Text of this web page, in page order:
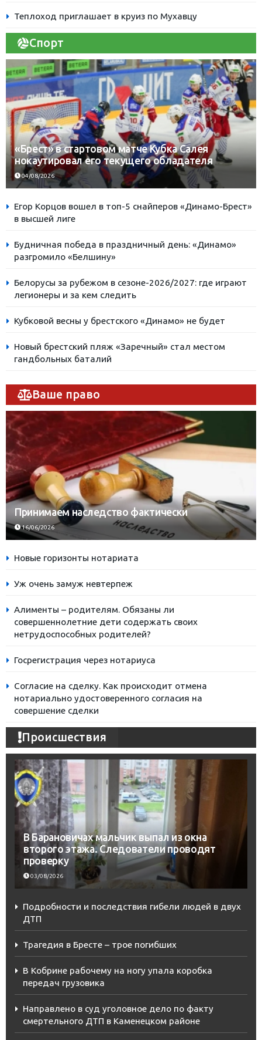
Теплоход приглашает в круиз по Мухавцу
Спорт
«Брест» в стартовом матче Кубка Салея
нокаутировал его текущего обладателя
04/08/2026
Егор Корцов вошел в топ-5 снайперов «Динамо-Брест»
в высшей лиге
Будничная победа в праздничный день: «Динамо»
разгромило «Белшину»
Белорусы за рубежом в сезоне-2026/2027: где играют
легионеры и за кем следить
Кубковой весны у брестского «Динамо» не будет
Новый брестский пляж «Заречный» стал местом
гандбольных баталий
Ваше право
Принимаем наследство фактически
16/06/2026
Новые горизонты нотариата
Уж очень замуж невтерпеж
Алименты – родителям. Обязаны ли
совершеннолетние дети содержать своих
нетрудоспособных родителей?
Госрегистрация через нотариуса
Согласие на сделку. Как происходит отмена
нотариально удостоверенного согласия на
совершение сделки
Происшествия
В Барановичах мальчик выпал из окна
второго этажа. Следователи проводят
проверку
03/08/2026
Подробности и последствия гибели людей в двух
ДТП
Трагедия в Бресте – трое погибших
В Кобрине рабочему на ногу упала коробка
передач грузовика
Направлено в суд уголовное дело по факту
смертельного ДТП в Каменецком районе